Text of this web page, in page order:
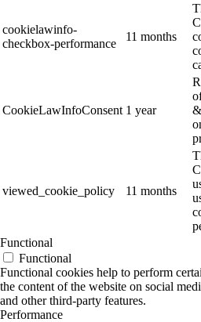
cookielawinfo-
checkbox-performance
11 months
CookieLawInfoConsent 1 year
viewed_cookie_policy 11 months
Functional
Functional
Functional cookies help to perform
the content of the website on social
and other third-party features.
Performance